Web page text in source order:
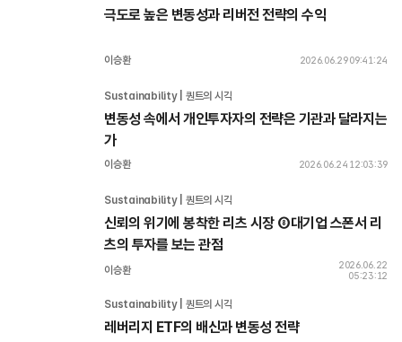
극도로 높은 변동성과 리버전 전략의 수익
이승환 2026.06.29 09:41:24
Sustainability | 퀀트의 시각
변동성 속에서 개인투자자의 전략은 기관과 달라지는
가
이승환 2026.06.24 12:03:39
Sustainability | 퀀트의 시각
신뢰의 위기에 봉착한 리츠 시장 ⑧대기업 스폰서 리
츠의 투자를 보는 관점
이승환
2026.06.22
05:23:12
Sustainability | 퀀트의 시각
레버리지 ETF의 배신과 변동성 전략